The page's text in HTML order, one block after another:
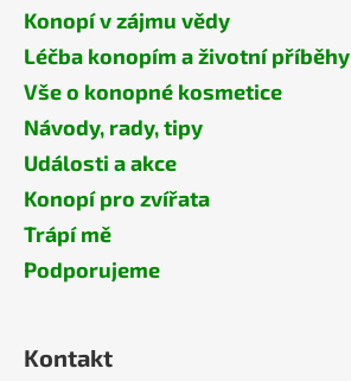
Konopí v zájmu vědy
Léčba konopím a životní příběhy
Vše o konopné kosmetice
Návody, rady, tipy
Události a akce
Konopí pro zvířata
Trápí mě
Podporujeme
Kontakt